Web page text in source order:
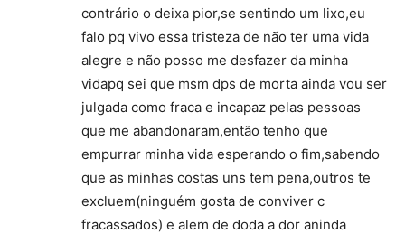
contrário o deixa pior,se sentindo um lixo,eu
falo pq vivo essa tristeza de não ter uma vida
alegre e não posso me desfazer da minha
vidapq sei que msm dps de morta ainda vou ser
julgada como fraca e incapaz pelas pessoas
que me abandonaram,então tenho que
empurrar minha vida esperando o fim,sabendo
que as minhas costas uns tem pena,outros te
excluem(ninguém gosta de conviver c
fracassados) e alem de doda a dor aninda